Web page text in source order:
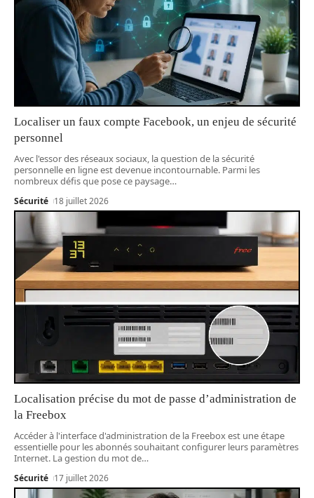
Localiser un faux compte Facebook, un enjeu de sécurité
personnel
Avec l'essor des réseaux sociaux, la question de la sécurité
personnelle en ligne est devenue incontournable. Parmi les
nombreux défis que pose ce paysage…
Sécurité 18 juillet 2026
Localisation précise du mot de passe d’administration de
la Freebox
Accéder à l'interface d'administration de la Freebox est une étape
essentielle pour les abonnés souhaitant configurer leurs paramètres
Internet. La gestion du mot de…
Sécurité 17 juillet 2026